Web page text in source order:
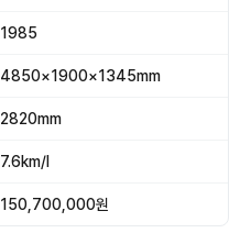
1985
4850×1900×1345mm
2820mm
7.6km/l
150,700,000원